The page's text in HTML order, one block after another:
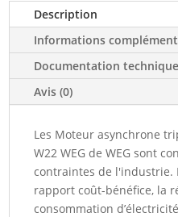
7,5kW
3000tr/min
B3T
s,o,
(14747034)
Description
Informations
Documentation technique
Avis (0)
Les Moteur asynchrone
W22 WEG de WEG sont
contraintes de l'industrie.
rapport coût-bénéfice, la
consommation